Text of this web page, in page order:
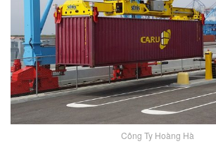
Công Ty Hoàng Hà